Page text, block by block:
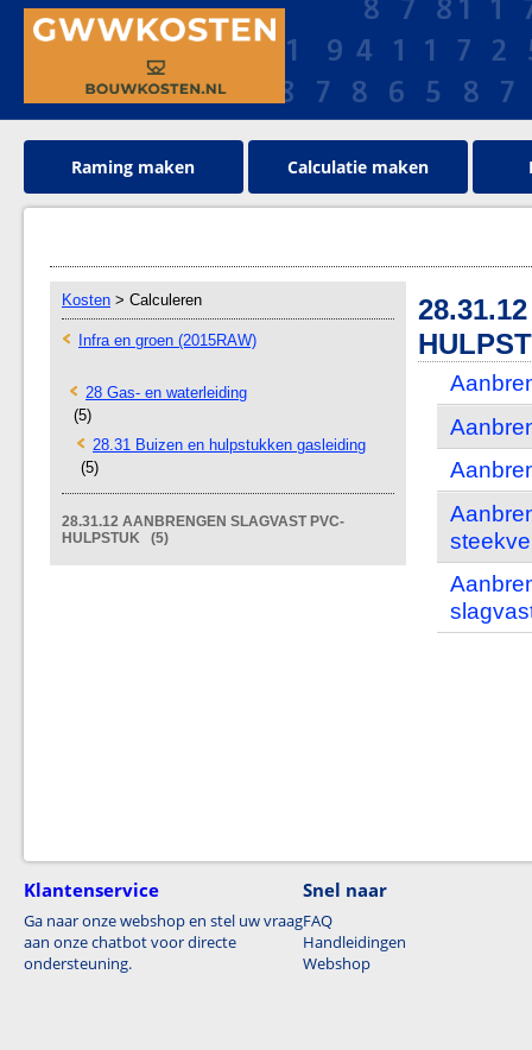
Raming maken Calculatie maken
Kosten > Calculeren
Infra en groen (2015RAW)
28 Gas- en waterleiding
(5)
28.31 Buizen en hulpstukken gasleiding
(5)
28.31.12 AANBRENGEN SLAGVAST PVC-
HULPSTUK (5)
Klantenservice
Ga naar onze webshop en stel uw vraag
aan onze chatbot voor directe
ondersteuning.
Snel naar
FAQ
Handleidingen
Webshop